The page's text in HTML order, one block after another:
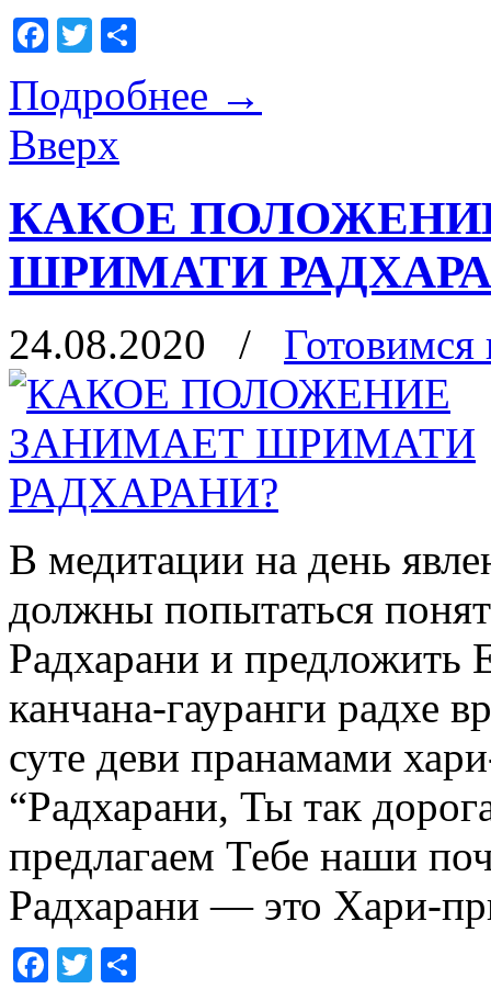
Facebook
Twitter
Подробнее →
Вверх
КАКОЕ
ШРИМАТИ
24.08.2020 /
В медитации на день
должны попытаться
Радхарани и предложить
канчана-гауранги радхе
суте деви пранамами
“Радхарани, Ты так
предлагаем Тебе наши
Радхарани — это Хари-
Facebook
Twitter